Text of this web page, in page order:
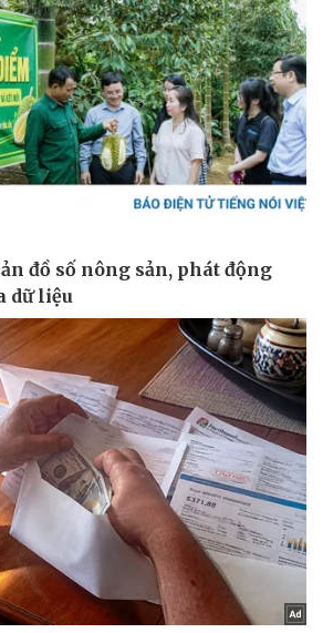
Công nghệ
Sành điệu
Trải nghiệm
Chuyển đổi số